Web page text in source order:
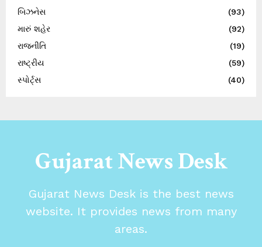
બિઝનેસ
(93)
મારું શહેર
(92)
રાજનીતિ
(19)
રાષ્ટ્રીય
(59)
સ્પોર્ટ્સ
(40)
Gujarat News Desk
Gujarat News Desk is the best news
website. It provides news from many
areas.